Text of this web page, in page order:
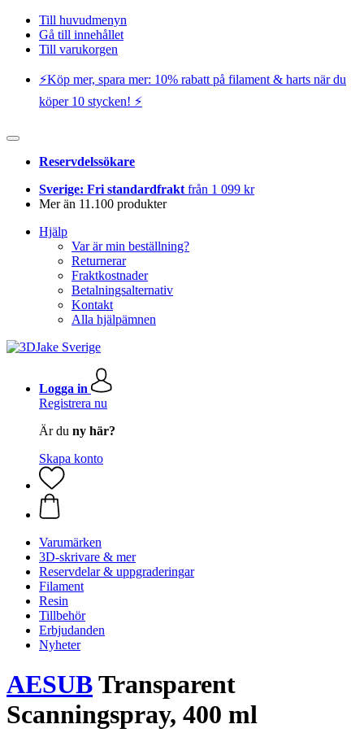
Till huvudmenyn
Gå till innehållet
Till varukorgen
⚡️Köp mer, spara mer: 10% rabatt på filament & harts när du
köper 10 stycken! ⚡️
Reservdelssökare
Sverige: Fri standardfrakt från 1 099 kr
Mer än 11.100 produkter
Hjälp
Var är min beställning?
Returnerar
Fraktkostnader
Betalningsalternativ
Kontakt
Alla hjälpämnen
Logga in
Registrera nu
Är du ny här?
Skapa konto
Varumärken
3D-skrivare & mer
Reservdelar & uppgraderingar
Filament
Resin
Tillbehör
Erbjudanden
Nyheter
AESUBTransparent
Scanningspray, 400 ml